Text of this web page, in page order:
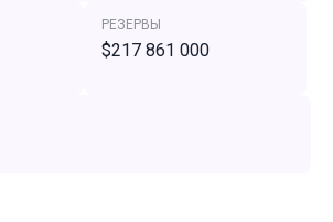
РЕЗЕРВЫ
$217 861 000